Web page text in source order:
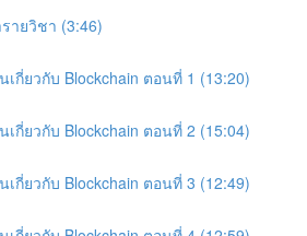
ายวิชา (3:46)
เกี่ยวกับ Blockchain ตอนที่ 1 (13:20)
เกี่ยวกับ Blockchain ตอนที่ 2 (15:04)
เกี่ยวกับ Blockchain ตอนที่ 3 (12:49)